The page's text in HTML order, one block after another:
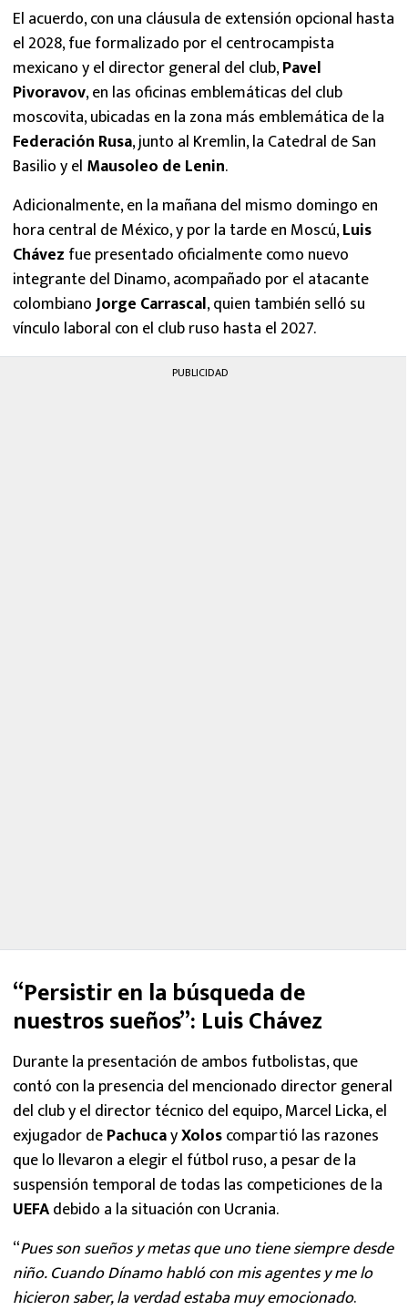
El acuerdo, con una cláusula de extensión opcional hasta
el 2028, fue formalizado por el centrocampista
mexicano y el director general del club,Pavel
Pivoravov, en las oficinas emblemáticas del club
moscovita, ubicadas en la zona más emblemática de la
Federación Rusa, junto al Kremlin, la Catedral de San
Basilio y el Mausoleo de Lenin.
Adicionalmente, en la mañana del mismo domingo en
hora central de México, y por la tarde en Moscú,Luis
Chávez fue presentado oficialmente como nuevo
integrante del Dinamo, acompañado por el atacante
colombianoJorge Carrascal, quien también selló su
vínculo laboral con el club ruso hasta el 2027.
PUBLICIDAD
“Persistir en la búsqueda de
nuestros sueños”: Luis Chávez
Durante la presentación de ambos futbolistas, que
contó con la presencia del mencionado director general
del club y el director técnico del equipo, Marcel Licka, el
exjugador dePachucayXoloscompartió las razones
que lo llevaron a elegir el fútbol ruso, a pesar de la
suspensión temporal de todas las competiciones de la
UEFAdebido a la situación con Ucrania.
“Pues son sueños y metas que uno tiene siempre desde
niño. Cuando Dínamo habló con mis agentes y me lo
hicieron saber, la verdad estaba muy emocionado.